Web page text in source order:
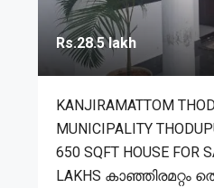
Rs.28.5 lakh
KANJIRAMATTOM
MUNICIPALITY
650 SQFT HOUSE FOR
LAKHS